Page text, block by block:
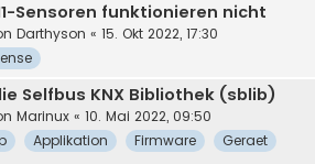
Sensoren funktionieren nicht
Darthyson « 15. Okt 2022, 17:30
Selfbus KNX Bibliothek (sblib)
Marinux « 10. Mai 2022, 09:50
Applikation Firmware
Geraet